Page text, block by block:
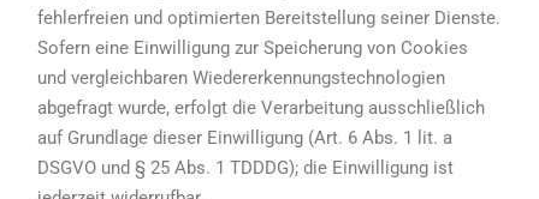
fehlerfreien und optimierten Bereitstellung seiner Dienste.
Sofern eine Einwilligung zur Speicherung von Cookies
und vergleichbaren Wiedererkennungstechnologien
abgefragt wurde, erfolgt die Verarbeitung ausschließlich
auf Grundlage dieser Einwilligung (Art. 6 Abs. 1 lit. a
DSGVO und § 25 Abs. 1 TDDDG); die Einwilligung ist